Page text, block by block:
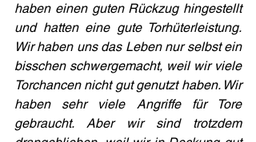
haben einen guten Rückzug hingestellt
und hatten eine gute Torhüterleistung.
Wir haben uns das Leben nur selbst ein
bisschen schwergemacht, weil wir viele
Torchancen nicht gut genutzt haben. Wir
haben sehr viele Angriffe für Tore
gebraucht. Aber wir sind trotzdem